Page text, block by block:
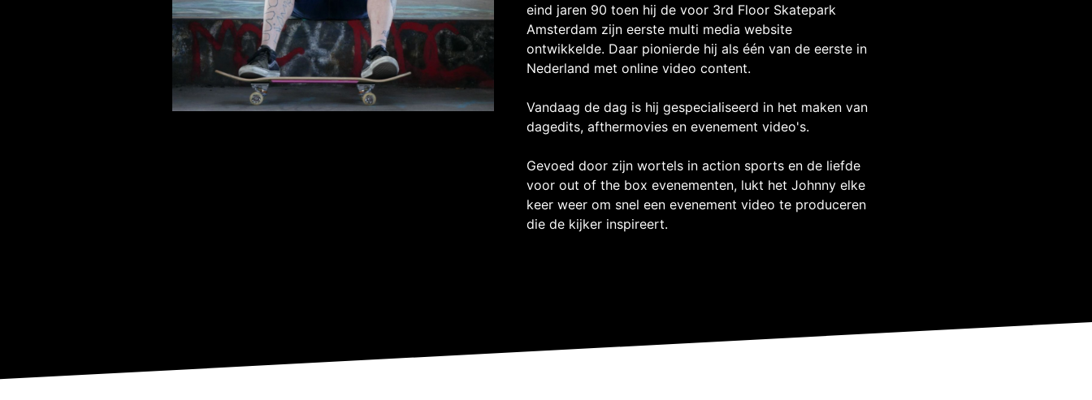
eind jaren 90 toen hij de voor 3rd Floor Skatepark
Amsterdam zijn eerste multi media website
ontwikkelde. Daar pionierde hij als één van de eerste in
Nederland met online video content.
Vandaag de dag is hij gespecialiseerd in het maken van
dagedits, afthermovies en evenement video's.
Gevoed door zijn wortels in action sports en de liefde
voor out of the box evenementen, lukt het Johnny elke
keer weer om snel een evenement video te produceren
die de kijker inspireert.